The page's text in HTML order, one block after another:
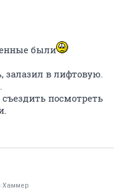
были
залазил в лифтовую.
посмотреть
Хаммер